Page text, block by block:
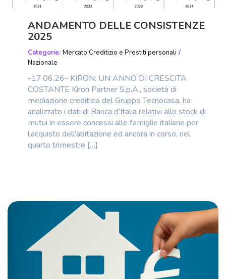
ANDAMENTO DELLE CONSISTENZE
2025
Categorie: Mercato Creditizio e Prestiti personali /
Nazionale
-17.06.26- KIRON: UN ANNO DI CRESCITA
COSTANTE Kìron Partner S.p.A., società di
mediazione creditizia del Gruppo Tecnocasa, ha
analizzato i dati di Banca d’Italia relativi allo stock di
mutui in essere concessi alle famiglie italiane per
l’acquisto dell’abitazione ed ancora in corso, nel
quarto trimestre […]